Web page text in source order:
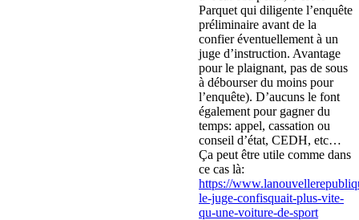
Parquet qui diligente l’enquête
préliminaire avant de la
confier éventuellement à un
juge d’instruction. Avantage
pour le plaignant, pas de sous
à débourser du moins pour
l’enquête). D’aucuns le font
également pour gagner du
temps: appel, cassation ou
conseil d’état, CEDH, etc…
Ça peut être utile comme dans
ce cas là:
https://
le-juge-confisquait-plus-vite-
qu-une-voiture-de-sport